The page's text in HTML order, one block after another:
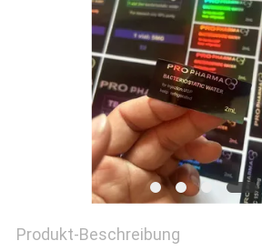
Produkt-Beschreibung